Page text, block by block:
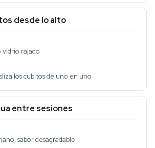
desde lo alto
vidrio rajado
los cubitos de uno en uno
entre sesiones
sabor desagradable